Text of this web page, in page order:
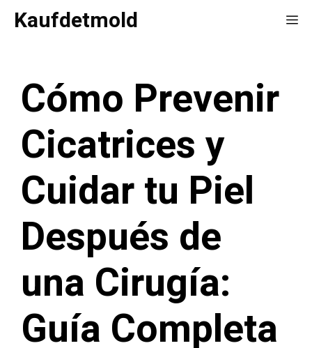
SaltarKaufdetmold
Cómo Prevenir
Cicatrices y
Cuidar tu Piel
Después de
una Cirugía:
Guía Completa